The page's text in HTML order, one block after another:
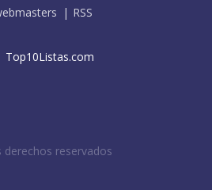
RSS
Top10Listas.com
derechos reservados